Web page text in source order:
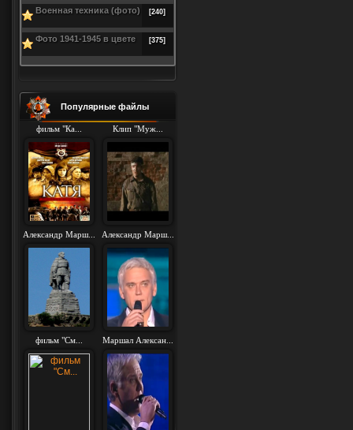
Военная техника (фото) [240]
Фото 1941-1945 в цвете [375]
Популярные файлы
фильм "Ка... Клип "Муж...
Александр Марш... Александр Марш...
фильм "См... Маршал Алексан...